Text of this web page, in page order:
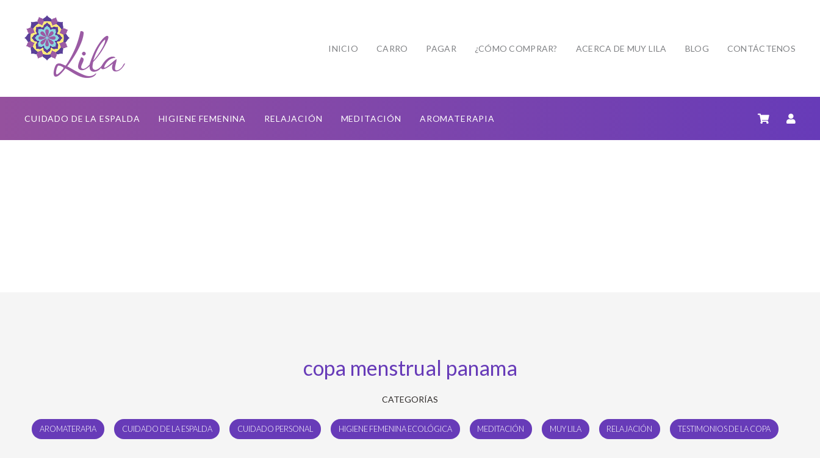
INICIO CARRO PAGAR ¿CÓMO COMPRAR? ACERCA DE MUY LILA BLOG CONTÁCTENOS
CUIDADO DE LA ESPALDA HIGIENE FEMENINA RELAJACIÓN MEDITACIÓN AROMATERAPIA
copa menstrual panama
CATEGORÍAS
AROMATERAPIA CUIDADO DE LA ESPALDA CUIDADO PERSONAL HIGIENE FEMENINA ECOLÓGICA MEDITACIÓN MUY LILA RELAJACIÓN TESTIMONIOS DE LA COPA